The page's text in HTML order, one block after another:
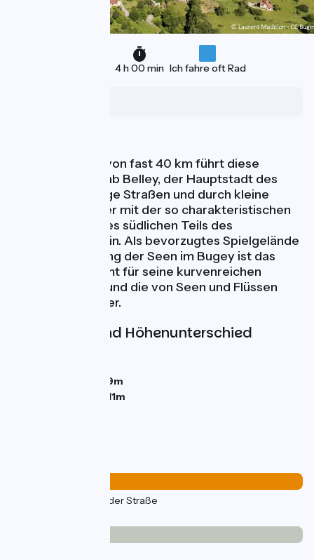
4 h 00 min Ich fahre oft Rad
Mit einer Länge von fast 40 km führt diese
Fahrradschleife ab Belley, der Hauptstadt des
Bugey, über ruhige Straßen und durch kleine
Dörfer und Weiler mit der so charakteristischen
Architektur dieses südlichen Teils des
Départements Ain. Als bevorzugtes Spielgelände
für die Wanderung der Seen im Bugey ist das
Gland-Tal berühmt für seine kurvenreichen
kleinen Straßen und die von Seen und Flüssen
gesäumten Dörfer.
Steigungen und Höhenunterschied
229m
411m
(100%) Auf der Straße